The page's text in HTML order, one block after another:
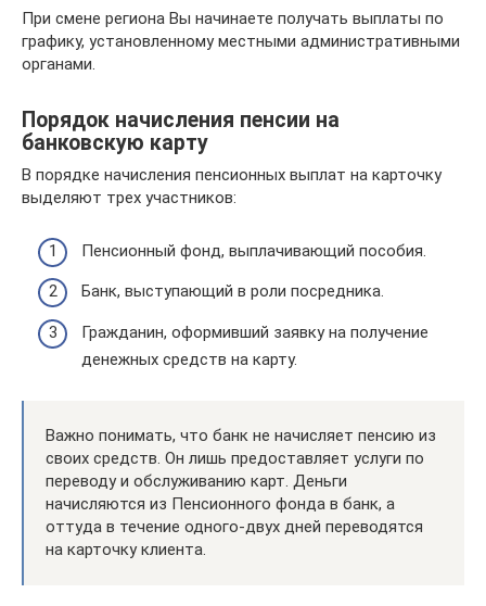
При смене региона Вы начинаете получать выплаты по
графику, установленному местными административными
органами.
Порядок начисления пенсии на
банковскую карту
В порядке начисления пенсионных выплат на карточку
выделяют трех участников:
Пенсионный фонд, выплачивающий пособия.
Банк, выступающий в роли посредника.
Гражданин, оформивший заявку на получение
денежных средств на карту.
Важно понимать, что банк не начисляет пенсию из
своих средств. Он лишь предоставляет услуги по
переводу и обслуживанию карт. Деньги
начисляются из Пенсионного фонда в банк, а
оттуда в течение одного-двух дней переводятся
на карточку клиента.